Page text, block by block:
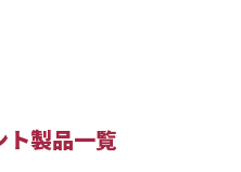
ト製品一覧